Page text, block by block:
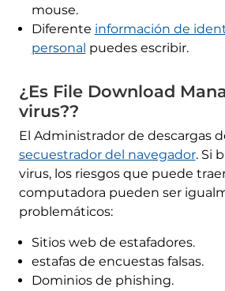
mouse.
Diferente información de
personal puedes escribir.
¿Es File Download
virus??
El Administrador de descargas
secuestrador del navegador. Si
virus, los riesgos que puede
computadora pueden ser
problemáticos:
Sitios web de estafadores.
estafas de encuestas falsas.
Dominios de phishing.